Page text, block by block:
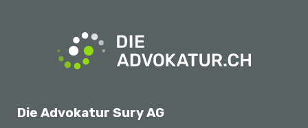
Die Advokatur Sury AG